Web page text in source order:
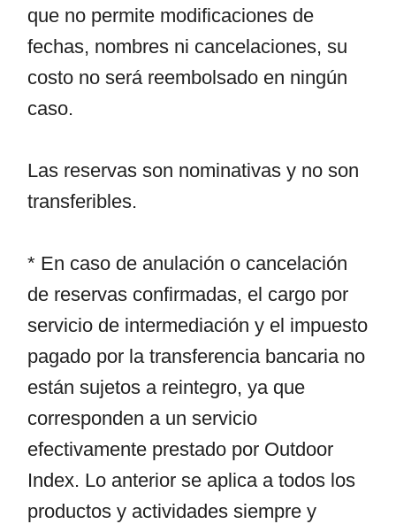
que no permite modificaciones de
fechas, nombres ni cancelaciones, su
costo no será reembolsado en ningún
caso.
Las reservas son nominativas y no son
transferibles.
* En caso de anulación o cancelación
de reservas confirmadas, el cargo por
servicio de intermediación y el impuesto
pagado por la transferencia bancaria no
están sujetos a reintegro, ya que
corresponden a un servicio
efectivamente prestado por Outdoor
Index. Lo anterior se aplica a todos los
productos y actividades siempre y